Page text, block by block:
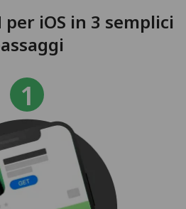
per iOS in 3 semplici